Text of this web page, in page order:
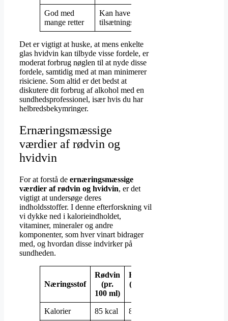
God med
mange retter
Kan have
tilsætningsstoffer
Det er vigtigt at huske, at mens enkelte
glas hvidvin kan tilbyde visse fordele, er
moderat forbrug nøglen til at nyde disse
fordele, samtidig med at man minimerer
risiciene. Som altid er det bedst at
diskutere dit forbrug af alkohol med en
sundhedsprofessionel, især hvis du har
helbredsbekymringer.
Ernæringsmæssige
værdier af rødvin og
hvidvin
For at forstå de ernæringsmæssige
værdier af rødvin og hvidvin, er det
vigtigt at undersøge deres
indholdsstoffer. I denne efterforskning vil
vi dykke ned i kalorieindholdet,
vitaminer, mineraler og andre
komponenter, som hver vinart bidrager
med, og hvordan disse indvirker på
sundheden.
Næringsstof
Rødvin
(pr.
100 ml)
Hvidvin
(pr. 100
Kalorier 85 kcal 82 kcal